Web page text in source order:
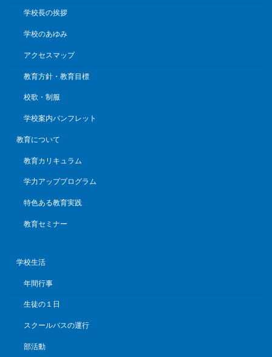
学校長の挨拶
学校のあゆみ
アクセスマップ
教育方針・教育目標
校歌・制服
学校案内パンフレット
教育について
教育カリキュラム
学力アッププログラム
特色ある教育実践
教育セミナー
学校生活
年間行事
生徒の１日
スクールバスの運行
部活動